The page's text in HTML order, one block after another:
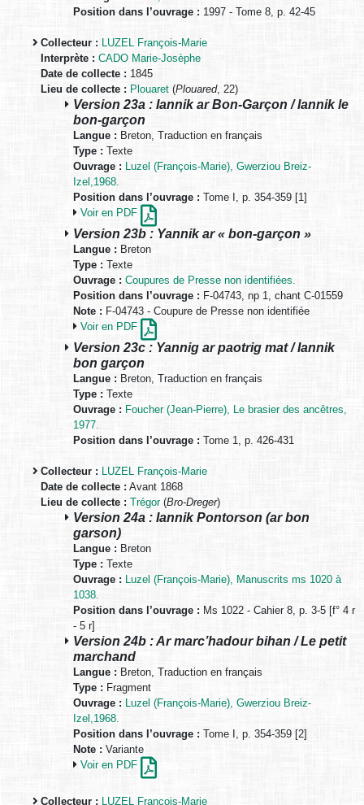
Position dans l’ouvrage : 1997 - Tome 8, p. 42-45
Collecteur : LUZEL François-Marie
Interprète : CADO Marie-Josèphe
Date de collecte : 1845
Lieu de collecte : Plouaret (Plouared, 22)
Version 23a : Iannik ar Bon-Garçon / Iannik le
bon-garçon
Langue : Breton, Traduction en français
Type : Texte
Ouvrage : Luzel (François-Marie), Gwerziou Breiz-
Izel,1968.
Position dans l’ouvrage : Tome I, p. 354-359 [1]
Voir en PDF
Version 23b : Yannik ar « bon-garçon »
Langue : Breton
Type : Texte
Ouvrage : Coupures de Presse non identifiées.
Position dans l’ouvrage : F-04743, np 1, chant C-01559
Note : F-04743 - Coupure de Presse non identifiée
Voir en PDF
Version 23c : Yannig ar paotrig mat / Iannik
bon garçon
Langue : Breton, Traduction en français
Type : Texte
Ouvrage : Foucher (Jean-Pierre), Le brasier des ancêtres,
1977.
Position dans l’ouvrage : Tome 1, p. 426-431
Collecteur : LUZEL François-Marie
Date de collecte : Avant 1868
Lieu de collecte : Trégor(Bro-Dreger)
Version 24a : Iannik Pontorson (ar bon
garson)
Langue : Breton
Type : Texte
Ouvrage : Luzel (François-Marie), Manuscrits ms 1020 à
1038.
Position dans l’ouvrage : Ms 1022 - Cahier 8, p. 3-5 [f° 4 r
- 5 r]
Version 24b : Ar marc’hadour bihan / Le petit
marchand
Langue : Breton, Traduction en français
Type : Fragment
Ouvrage : Luzel (François-Marie), Gwerziou Breiz-
Izel,1968.
Position dans l’ouvrage : Tome I, p. 354-359 [2]
Note : Variante
Voir en PDF
Collecteur : LUZEL François-Marie